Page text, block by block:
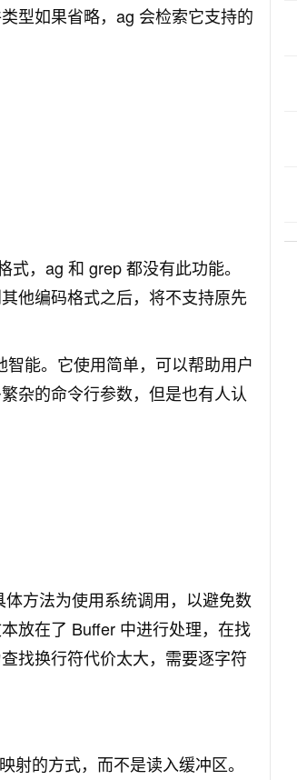
型如果省略，ag 会检索它支持的
，ag 和 grep 都没有此功能。
他编码格式之后，将不支持原先
能。它使用简单，可以帮助用户
杂的命令行参数，但是也有人认
方法为使用系统调用，以避免数
放在了 Buffer 中进行处理，在找
找换行符代价太大，需要逐字符
的方式，而不是读入缓冲区。